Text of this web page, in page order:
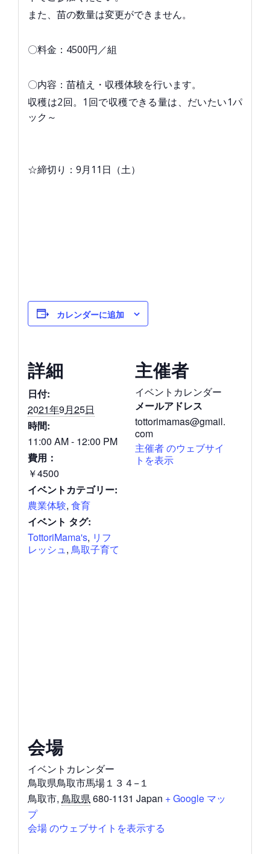
また、苗の数量は変更ができません。
〇料金：4500円／組
〇内容：苗植え・収穫体験を行います。
収穫は2回。1回で収穫できる量は、だいたい1パ
ック～
☆締切り：9月11日（土）
カレンダーに追加
詳細
日付:
2021年9月25日
時間:
11:00 AM - 12:00 PM
費用：
￥4500
イベントカテゴリー:
農業体験, 食育
イベント タグ:
TottoriMama's, リフ
レッシュ, 鳥取子育て
主催者
イベントカレンダー
メールアドレス
tottorimamas@gmail.
com
主催者 のウェブサイ
トを表示
会場
イベントカレンダー
鳥取県鳥取市馬場１３４−１
鳥取市, 鳥取県680-1131 Japan + Google マッ
プ
会場 のウェブサイトを表示する